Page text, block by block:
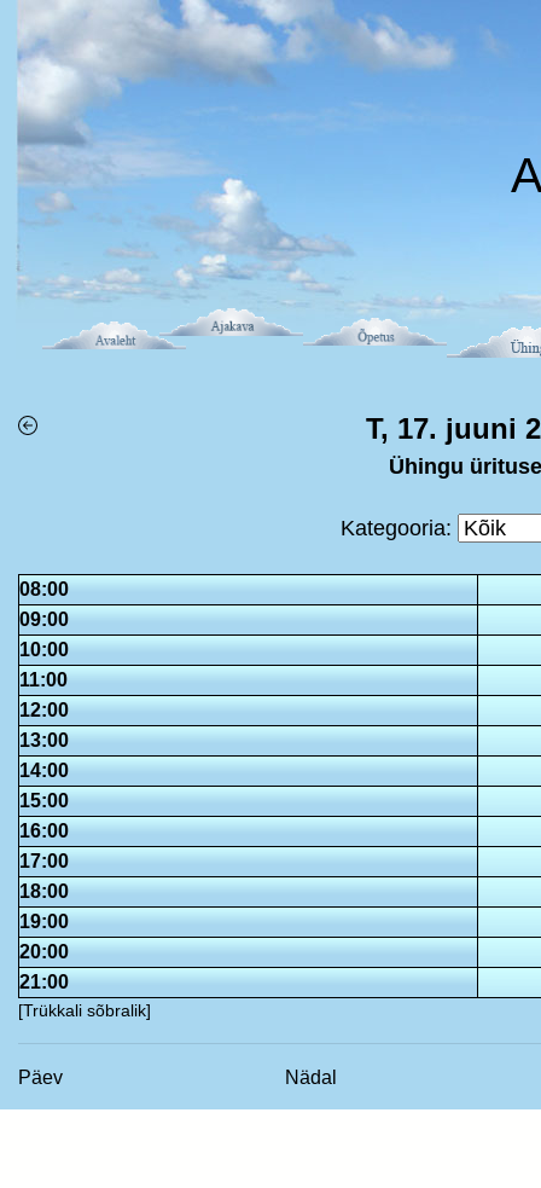
T, 17. juuni
Ühingu
Kategooria:
08:00
09:00
10:00
11:00
12:00
13:00
14:00
15:00
16:00
17:00
18:00
19:00
20:00
21:00
[Trükkali sõbralik]
Päev Nädal